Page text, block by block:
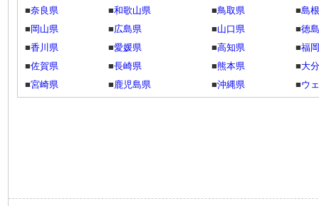
■奈良県 ■和歌山県 ■鳥取県 ■島
■ 岡山県 ■広島県 ■山口県 ■徳
■香川県 ■愛媛県 ■高知県 ■福
■佐賀県 ■長崎県 ■熊本県 ■大
■宮崎県 ■鹿児島県 ■沖縄県 ■ウ